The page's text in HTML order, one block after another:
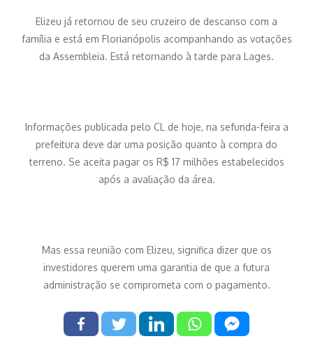
Elizeu já retornou de seu cruzeiro de descanso com a
família e está em Florianópolis acompanhando as votações
da Assembleia. Está retornando à tarde para Lages.
Informações publicada pelo CL de hoje, na sefunda-feira a
prefeitura deve dar uma posição quanto à compra do
terreno. Se aceita pagar os R$ 17 milhões estabelecidos
após a avaliação da área.
Mas essa reunião com Elizeu, significa dizer que os
investidores querem uma garantia de que a futura
administração se comprometa com o pagamento.